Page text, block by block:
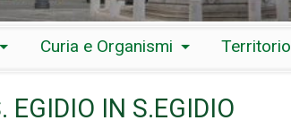
Curia e Organismi Territorio
EGIDIO IN S.EGIDIO